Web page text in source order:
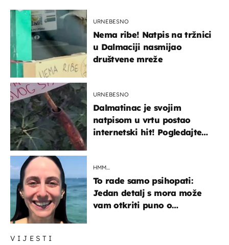
VIJESTI
URNEBESNO
Nema ribe! Natpis na tržnici
u Dalmaciji nasmijao
društvene mreže
URNEBESNO
Dalmatinac je svojim
natpisom u vrtu postao
internetski hit! Pogledajte
HMM…
To rade samo psihopati:
Jedan detalj s mora može
vam otkriti puno o